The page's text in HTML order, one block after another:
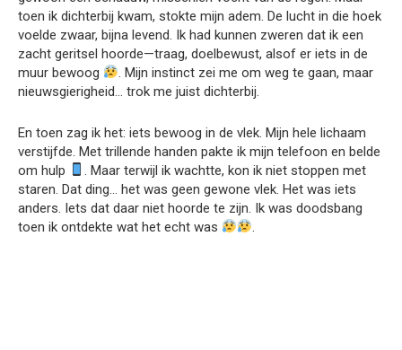
toen ik dichterbij kwam, stokte mijn adem. De lucht in die hoek
voelde zwaar, bijna levend. Ik had kunnen zweren dat ik een
zacht geritsel hoorde—traag, doelbewust, alsof er iets in de
muur bewoog
. Mijn instinct zei me om weg te gaan, maar
nieuwsgierigheid… trok me juist dichterbij.
En toen zag ik het: iets bewoog in de vlek. Mijn hele lichaam
verstijfde. Met trillende handen pakte ik mijn telefoon en belde
om hulp
. Maar terwijl ik wachtte, kon ik niet stoppen met
staren. Dat ding… het was geen gewone vlek. Het was iets
anders. Iets dat daar niet hoorde te zijn. Ik was doodsbang
toen ik ontdekte wat het echt was
.